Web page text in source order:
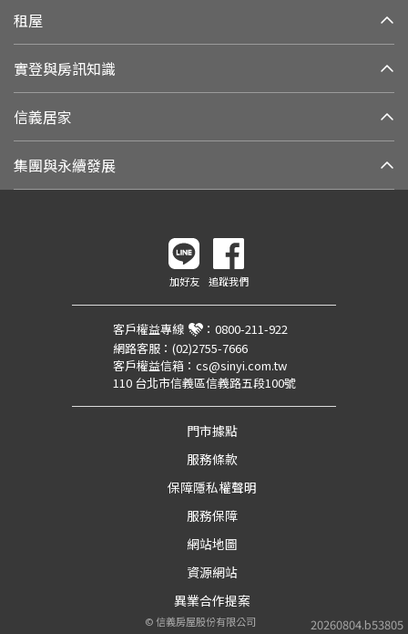
租屋
實登與房訊知識
信義居家
集團與永續發展
20260804.b53805
加好友 追蹤我們
客戶權益專線 ： 0800-211-922
網路客服： (02)2755-7666
客戶權益信箱： cs@sinyi.com.tw
110 台北市信義區信義路五段100號
門市據點
服務條款
保障隱私權聲明
服務保障
網站地圖
資源網站
異業合作提案
©信義房屋股份有限公司